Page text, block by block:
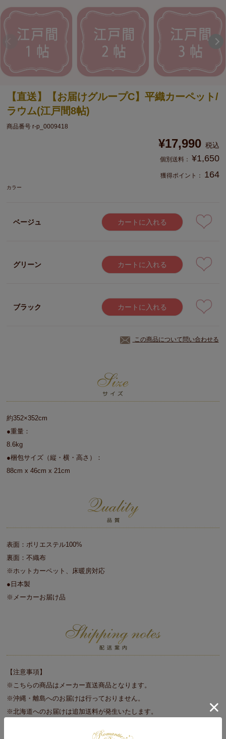
【直送】【お届けグループC】平織カーペット/
ラウム(江戸間8帖)
商品番号 r-p_0009418
¥17,990 税込
¥1,650
獲得ポイント： 164
カラー
ベージュ カートに入れる
グリーン カートに入れる
ブラック カートに入れる
この商品について問い合わせる
約352×352cm
●重量：
8.6kg
●梱包サイズ（縦・横・高さ）：
88cm x 46cm x 21cm
表面：ポリエステル100%
裏面：不織布
※ホットカーペット、床暖房対応
●日本製
※メーカーお届け品
【注意事項】
※こちらの商品はメーカー直送商品となります。
※沖縄・離島へのお届けは行っておりません。
※北海道へのお届けは追加送料が発生いたします。